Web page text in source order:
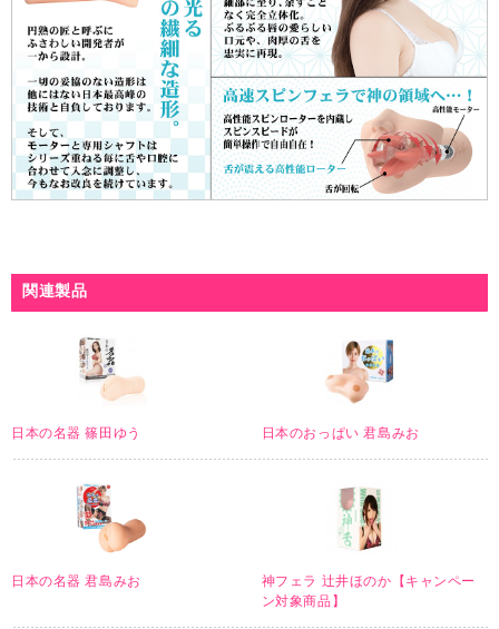
関連製品
日本の名器 篠田ゆう 日本のおっぱい 君島みお
日本の名器 君島みお
神フェラ 辻井ほのか【キャンペー
ン対象商品】